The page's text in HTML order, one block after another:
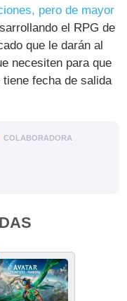
pero de mayor
el RPG de
que le darán al
necesiten para que
fecha de salida
COLABORADORA